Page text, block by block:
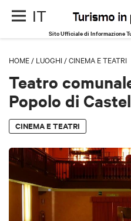
IT
Sito Ufficiale di Informazione
HOME / LUOGHI /CINEMA E TEATRI
Teatro
Popolo di
CINEMA E TEATRI